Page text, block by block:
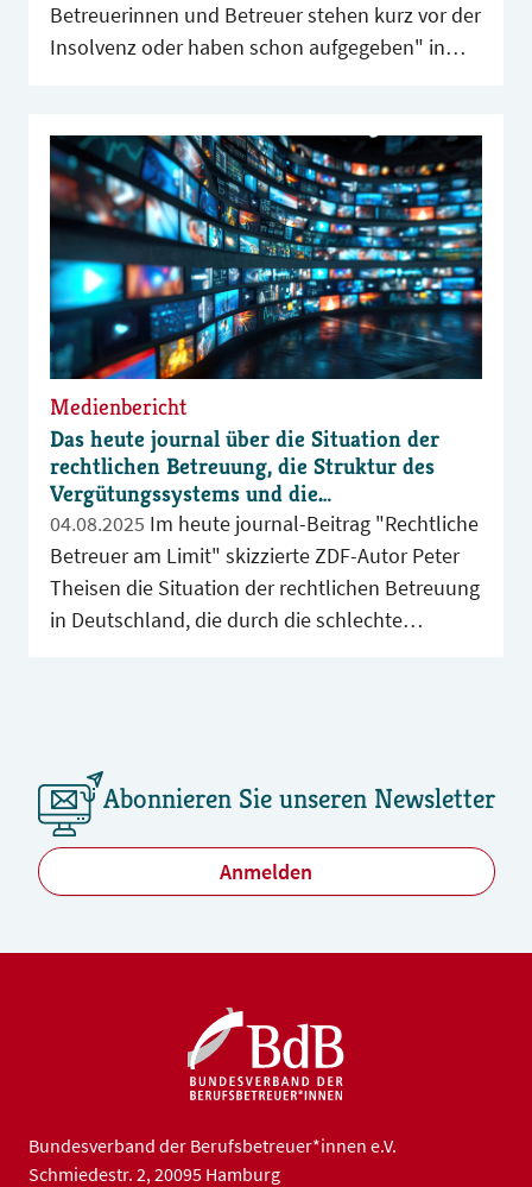
Betreuerinnen und Betreuer stehen kurz vor der
Insolvenz oder haben schon aufgegeben" in
Medienbericht
Das heute journal über die Situation der
rechtlichen Betreuung, die Struktur des
Vergütungssystems und die
Nachwuchsprobleme
04.08.2025
Betreuer am Limit" skizzierte ZDF-Autor Peter
Theisen die Situation der rechtlichen Betreuung
in Deutschland, die durch die schlechte
Abonnieren Sie unseren Newsletter
Anmelden
Bundesverband der Berufsbetreuer*innen e.V.
Schmiedestr. 2, 20095 Hamburg